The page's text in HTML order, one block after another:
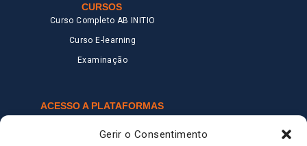
Gerir o Consentimento
CURSOS
Curso Completo AB INITIO
Curso E-learning
Examinação
ACESSO A PLATAFORMAS
Plataforma FLEX